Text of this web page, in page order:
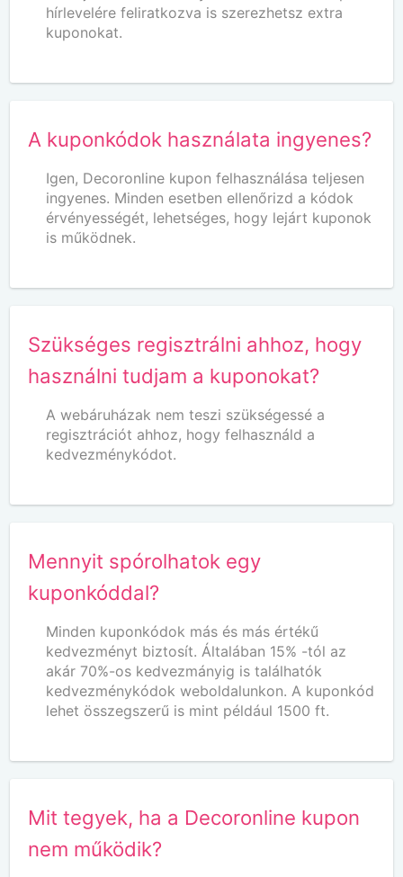
hírlevelére feliratkozva is szerezhetsz extra
kuponokat.
A kuponkódok használata ingyenes?
Igen, Decoronline kupon felhasználása teljesen
ingyenes. Minden esetben ellenőrizd a kódok
érvényességét, lehetséges, hogy lejárt kuponok
is működnek.
Szükséges regisztrálni ahhoz, hogy
használni tudjam a kuponokat?
A webáruházak nem teszi szükségessé a
regisztrációt ahhoz, hogy felhasználd a
kedvezménykódot.
Mennyit spórolhatok egy
kuponkóddal?
Minden kuponkódok más és más értékű
kedvezményt biztosít. Általában 15% -tól az
akár 70%-os kedvezmányig is találhatók
kedvezménykódok weboldalunkon. A kuponkód
lehet összegszerű is mint például 1500 ft.
Mit tegyek, ha a Decoronline kupon
nem működik?